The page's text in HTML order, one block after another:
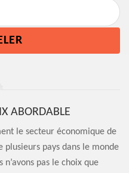
ABORDABLE
le secteur économique de
pays dans le monde
pas le choix que